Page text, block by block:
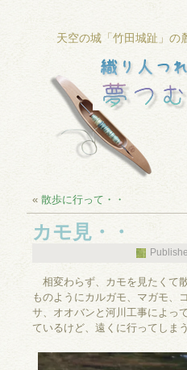
天空の城「竹田城趾」の
« 散歩に行って・・
カモ見・・
相変わらず、カモを見たくて
ものようにカルガモ、マガモ、
サ、オオバンと河川工事によっ
ているけど、遠くに行ってしま